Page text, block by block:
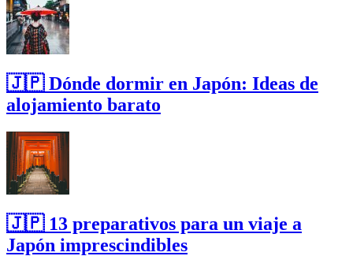
🇯🇵 Dónde dormir en Japón: Ideas de
alojamiento barato
🇯🇵 13 preparativos para un viaje a
Japón imprescindibles